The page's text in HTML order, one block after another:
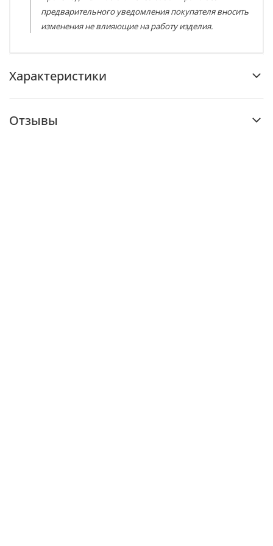
предварительного уведомления покупателя вносить
изменения не влияющие на работу изделия.
Характеристики
Отзывы